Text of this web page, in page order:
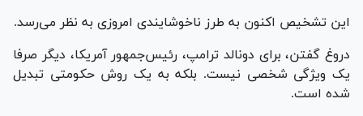
این تشخیص اکنون به طرز ناخوشایندی امروزی به نظر می‌رسد.
دروغ گفتن، برای دونالد ترامپ، رئیس‌جمهور آمریکا، دیگر صرفا
یک ویژگی شخصی نیست. بلکه به یک روش حکومتی تبدیل
شده است.